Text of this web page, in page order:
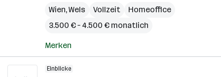
Wien,Wels Vollzeit
Homeoffice
3.500 € – 4.500 € monatlich
Merken
Einblicke